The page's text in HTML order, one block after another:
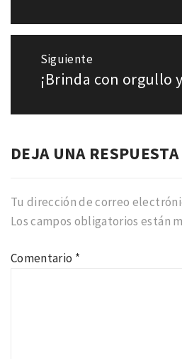
Siguiente
Entrada
¡Brinda con orgullo
DEJA UNA RESPUESTA
Tu dirección de correo
Los campos obligatorios están
Comentario *